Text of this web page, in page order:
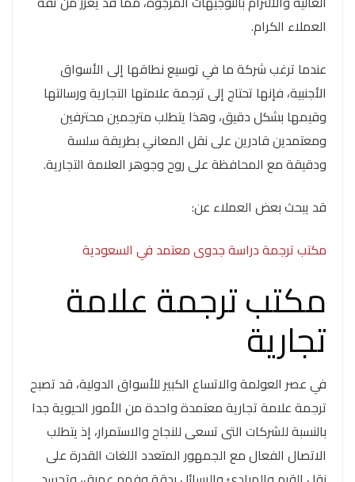
العملاء الكرام.
عندما ترغب شركة ما في توسيع نطاقها إلى الأسواق
الأجنبية، فإنها تحتاج إلى ترجمة علامتها التجارية ورسالتها
وقيمها بشكل دقيق، وهذا يتطلب مترجمين محترفين
ومعتمدين قادرين على نقل المعاني بطريقة سلسة
ودقيقة مع المحافظة على روح وجوهر العلامة التجارية.
قد يبحث بعض العملاء عن:
مكتب ترجمة دراسة جدوى معتمد في السعودية
مكتب ترجمة علامة
تجارية
في عصر العولمة والاتساع الكبير للأسواق الدولية، قد تصبح
ترجمة علامة تجارية معتمدة واحدة من الأمور الحيوية جدا
بالنسبة للشركات التى تسعى للنجاح والاستمرار، إذ يتطلب
الاتصال الفعال مع الجمهور المتعدد اللغات القدرة على